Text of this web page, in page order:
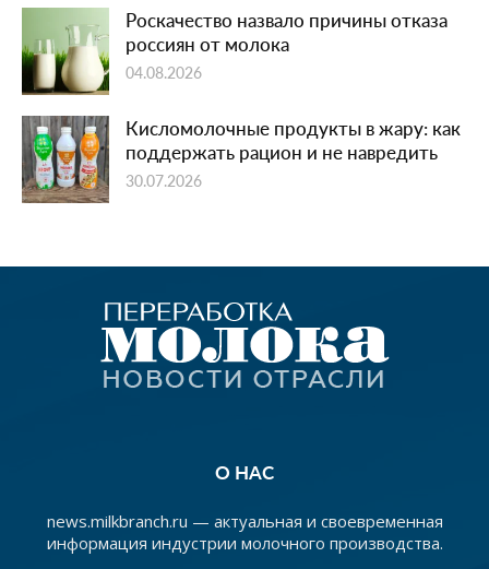
Роскачество назвало причины отказа
россиян от молока
04.08.2026
Кисломолочные продукты в жару: как
поддержать рацион и не навредить
30.07.2026
О НАС
news.milkbranch.ru — актуальная и своевременная
информация индустрии молочного производства.